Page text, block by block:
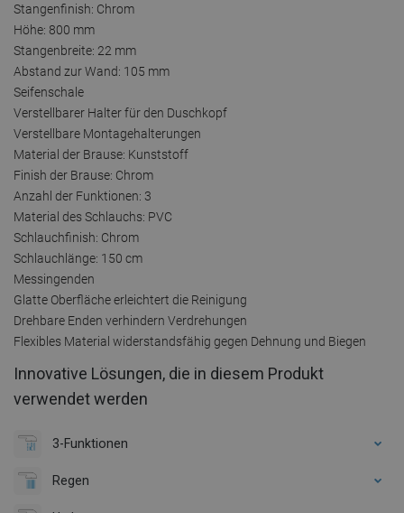
Stangenfinish: Chrom
Höhe: 800 mm
Stangenbreite: 22 mm
Abstand zur Wand: 105 mm
Seifenschale
Verstellbarer Halter für den Duschkopf
Verstellbare Montagehalterungen
Material der Brause: Kunststoff
Finish der Brause: Chrom
Anzahl der Funktionen: 3
Material des Schlauchs: PVC
Schlauchfinish: Chrom
Schlauchlänge: 150 cm
Messingenden
Glatte Oberfläche erleichtert die Reinigung
Drehbare Enden verhindern Verdrehungen
Flexibles Material widerstandsfähig gegen Dehnung und Biegen
Innovative Lösungen, die in diesem Produkt
verwendet werden
3-Funktionen
Regen